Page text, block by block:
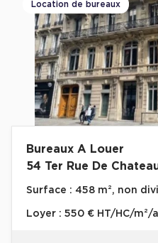
Location de bureaux
Bureaux A Louer
54 Ter Rue De
Surface : 458 m², non
Loyer : 550 € HT/HC/m²/